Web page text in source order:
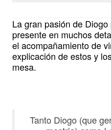
La gran pasión de
presente en muchos
el acompañamiento de
explicación de estos y
mesa.
Tanto Diogo (que